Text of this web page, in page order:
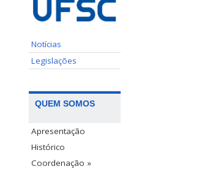
Notícias
Legislações
QUEM SOMOS
Apresentação
Histórico
Coordenação »